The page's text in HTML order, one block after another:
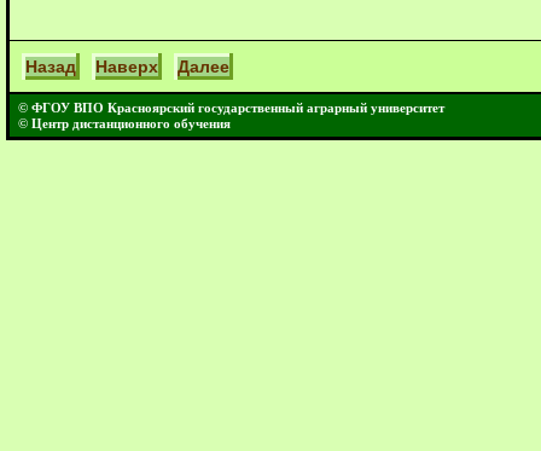
Назад Наверх Далее
© ФГОУ ВПО Красноярский государственный аграрный университет
© Центр дистанционного обучения